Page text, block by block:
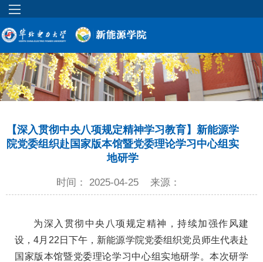
【深入贯彻中央八项规定精神学习教育】新能源学
院党委组织赴国家版本馆暨党委理论学习中心组实
地研学
时间： 2025-04-25 来源：
为深入贯彻中央八项规定精神，持续加强作风建
设，4月22日下午，新能源学院党委组织党员师生代表赴
国家版本馆暨党委理论学习中心组实地研学。本次研学